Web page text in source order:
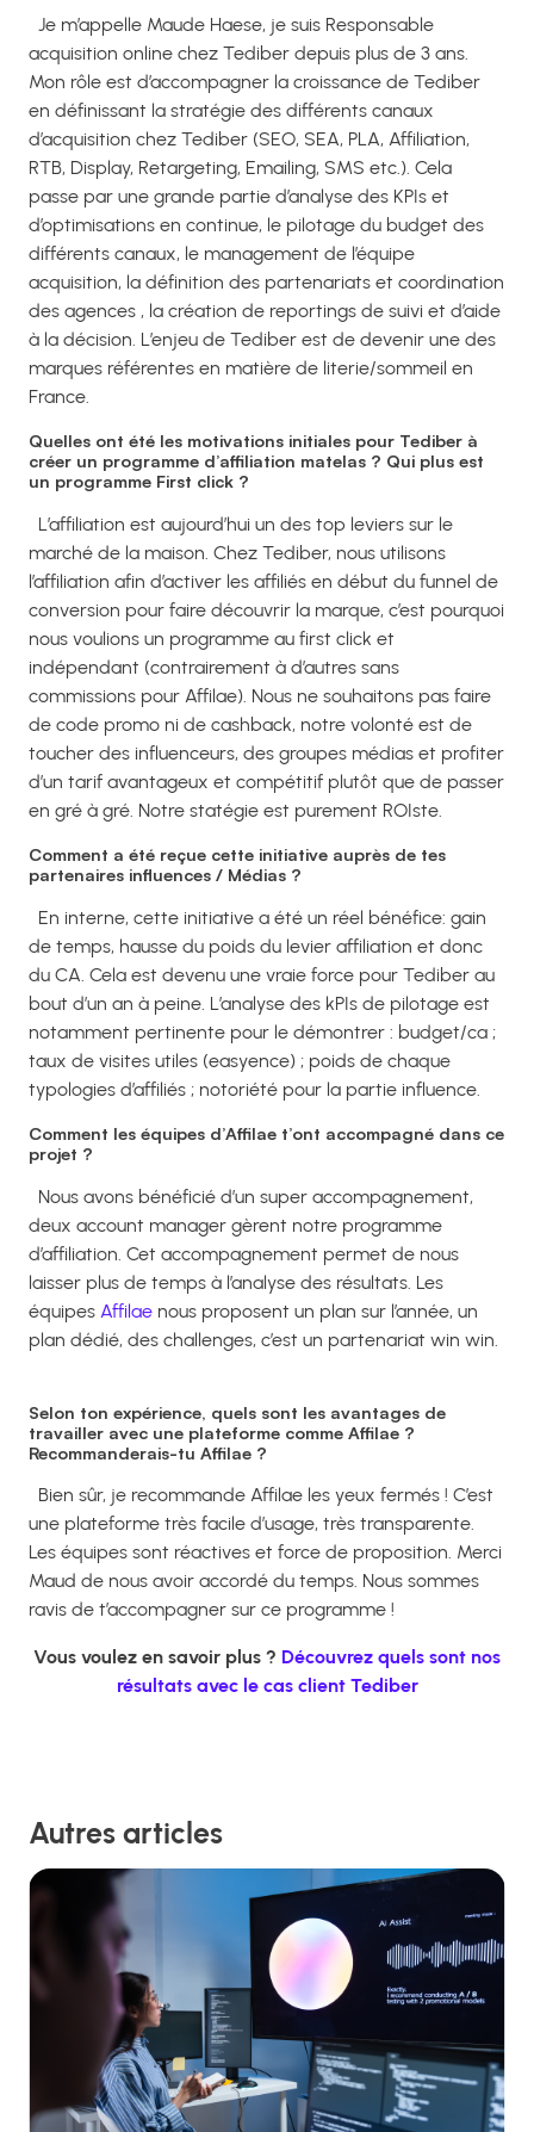
Je m’appelle Maude Haese, je suis Responsable
acquisition online chez Tediber depuis plus de 3 ans.
Mon rôle est d’accompagner la croissance de Tediber
en définissant la stratégie des différents canaux
d’acquisition chez Tediber (SEO, SEA, PLA, Affiliation,
RTB, Display, Retargeting, Emailing, SMS etc.). Cela
passe par une grande partie d’analyse des KPIs et
d’optimisations en continue, le pilotage du budget des
différents canaux, le management de l’équipe
acquisition, la définition des partenariats et coordination
des agences , la création de reportings de suivi et d’aide
à la décision. L’enjeu de Tediber est de devenir une des
marques référentes en matière de literie/sommeil en
France.
Quelles ont été les motivations initiales pour Tediber à
créer un programme d’affiliation matelas ? Qui plus est
un programme First click ?
L’affiliation est aujourd’hui un des top leviers sur le
marché de la maison. Chez Tediber, nous utilisons
l’affiliation afin d’activer les affiliés en début du funnel de
conversion pour faire découvrir la marque, c’est pourquoi
nous voulions un programme au first click et
indépendant (contrairement à d’autres sans
commissions pour Affilae). Nous ne souhaitons pas faire
de code promo ni de cashback, notre volonté est de
toucher des influenceurs, des groupes médias et profiter
d’un tarif avantageux et compétitif plutôt que de passer
en gré à gré. Notre statégie est purement ROIste.
Comment a été reçue cette initiative auprès de tes
partenaires influences / Médias ?
En interne, cette initiative a été un réel bénéfice: gain
de temps, hausse du poids du levier affiliation et donc
du CA. Cela est devenu une vraie force pour Tediber au
bout d’un an à peine. L’analyse des kPIs de pilotage est
notamment pertinente pour le démontrer : budget/ca ;
taux de visites utiles (easyence) ; poids de chaque
typologies d’affiliés ; notoriété pour la partie influence.
Comment les équipes d’Affilae t’ont accompagné dans ce
projet ?
Nous avons bénéficié d’un super accompagnement,
deux account manager gèrent notre programme
d’affiliation. Cet accompagnement permet de nous
laisser plus de temps à l’analyse des résultats. Les
équipes Affilae nous proposent un plan sur l’année, un
plan dédié, des challenges, c’est un partenariat win win.
Selon ton expérience, quels sont les avantages de
travailler avec une plateforme comme Affilae ?
Recommanderais-tu Affilae ?
Bien sûr, je recommande Affilae les yeux fermés ! C’est
une plateforme très facile d’usage, très transparente.
Les équipes sont réactives et force de proposition. Merci
Maud de nous avoir accordé du temps. Nous sommes
ravis de t’accompagner sur ce programme !
Vous voulez en savoir plus ? Découvrez quels sont nos
résultats avec le cas client Tediber
Autres articles